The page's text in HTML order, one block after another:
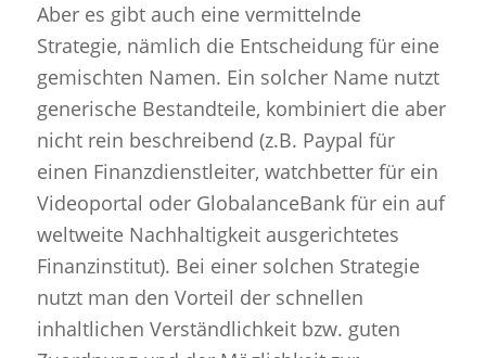
Aber es gibt auch eine vermittelnde
Strategie, nämlich die Entscheidung für eine
gemischten Namen. Ein solcher Name nutzt
generische Bestandteile, kombiniert die aber
nicht rein beschreibend (z.B. Paypal für
einen Finanzdienstleiter, watchbetter für ein
Videoportal oder GlobalanceBank für ein auf
weltweite Nachhaltigkeit ausgerichtetes
Finanzinstitut). Bei einer solchen Strategie
nutzt man den Vorteil der schnellen
inhaltlichen Verständlichkeit bzw. guten